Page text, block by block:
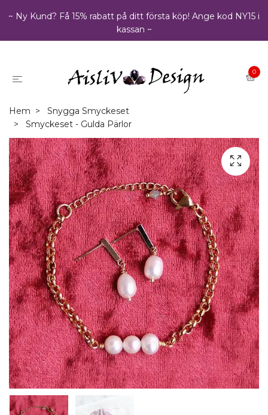
~ Ny Kund? Få 15% rabatt på ditt första köp! Ange kod NY15 i
kassan ~
0
Hem
Snygga Smyckeset
Smyckeset - Gulda Pärlor